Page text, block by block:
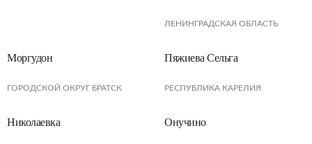
ЛЕНИНГРАДСКАЯ ОБЛАСТЬ
Моргудон
ГОРОДСКОЙ ОКРУГ БРАТСК
Пяжиева Сельга
РЕСПУБЛИКА КАРЕЛИЯ
Николаевка Онучино